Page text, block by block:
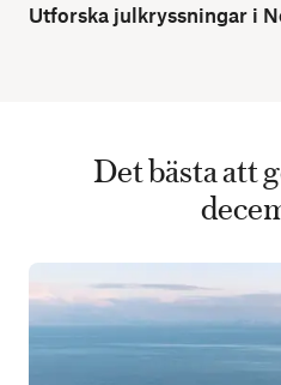
Utforska julkryssningar i
Det bästa att